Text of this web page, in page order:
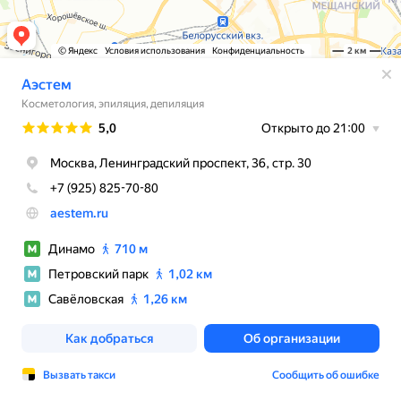
© Яндекс Условия использования Конфиденциальность 2 км
Аэстем
Косметология, эпиляция, депиляция
Рейтинг
5,0 Открыто до 21:00
Москва, Ленинградский проспект, 36, стр. 30
+7 (925) 825-70-80
aestem.ru
Динамо
710 м
Петровский парк
1,02 км
Савёловская
1,26 км
Как добраться Об организации
Вызвать такси Сообщить об ошибке